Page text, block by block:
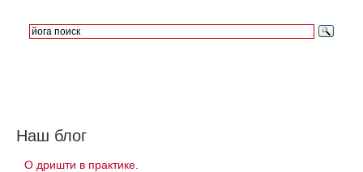
Наш блог
О дришти в практике.